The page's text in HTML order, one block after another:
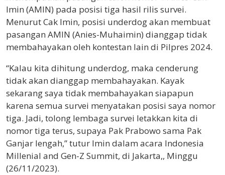
Imin (AMIN) pada posisi tiga hasil rilis survei.
Menurut Cak Imin, posisi underdog akan membuat
pasangan AMIN (Anies-Muhaimin) dianggap tidak
membahayakan oleh kontestan lain di Pilpres 2024.
“Kalau kita dihitung underdog, maka cenderung
tidak akan dianggap membahayakan. Kayak
sekarang saya tidak membahayakan siapapun
karena semua survei menyatakan posisi saya nomor
tiga. Jadi, tolong lembaga survei letakkan kita di
nomor tiga terus, supaya Pak Prabowo sama Pak
Ganjar lengah,” tutur Imin dalam acara Indonesia
Millenial and Gen-Z Summit, di Jakarta,, Minggu
(26/11/2023).